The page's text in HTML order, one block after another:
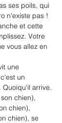
ses poils, qui
n'existe pas !
et cette
Votre
vous allez en
une
un
arrive.
chien),
chien),
chien), se